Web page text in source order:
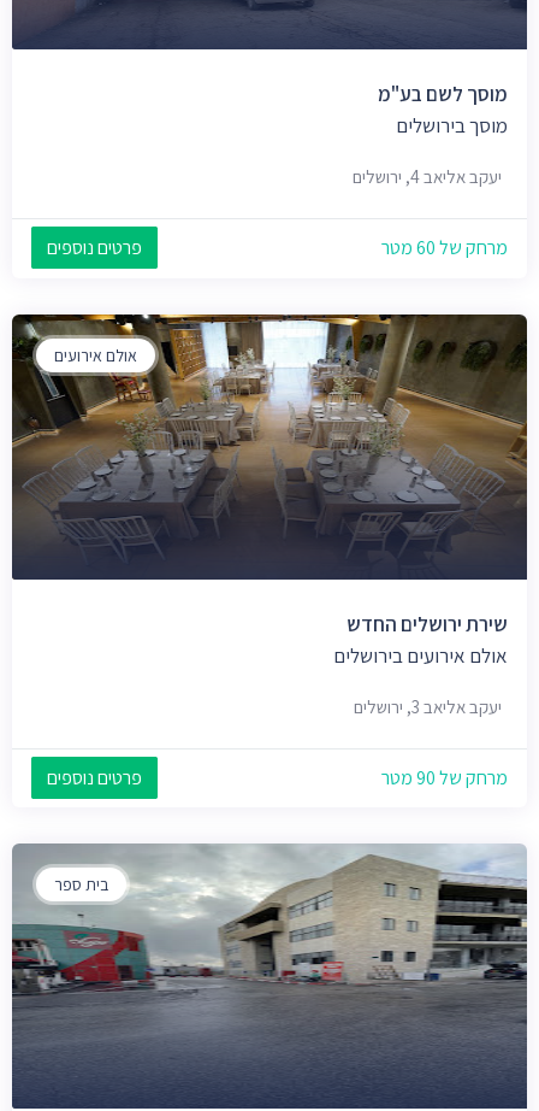
מוסך לשם בע"מ
מוסך בירושלים
יעקב אליאב 4, ירושלים
מרחק של 60 מטר פרטים נוספים
אולם אירועים
שירת ירושלים החדש
אולם אירועים בירושלים
יעקב אליאב 3, ירושלים
מרחק של 90 מטר פרטים נוספים
בית ספר